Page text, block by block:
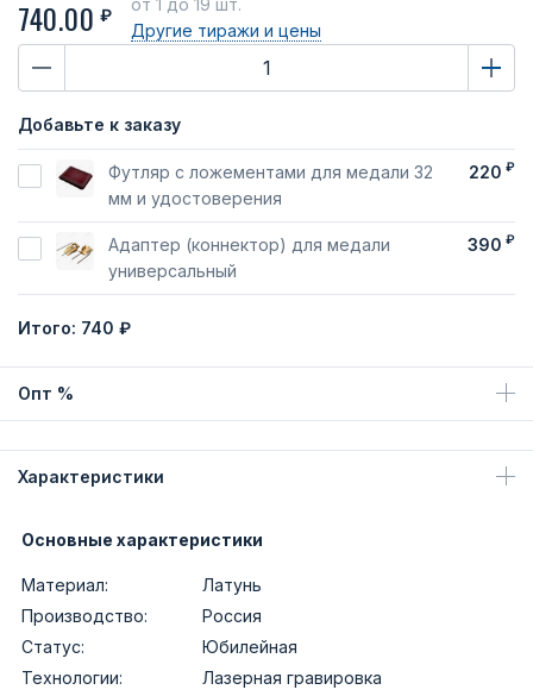
740.00 ₽
Другие тиражии цены
Добавьте к заказу
Футляр с ложементами для медали 32
мм и удостоверения
220 ₽
Адаптер (коннектор) для медали
универсальный
390 ₽
Итого: 740 ₽
Опт %
Характеристики
Основные характеристики
Материал:
Латунь
Производство:
Россия
Статус:
Юбилейная
Технологии:
Лазерная гравировка